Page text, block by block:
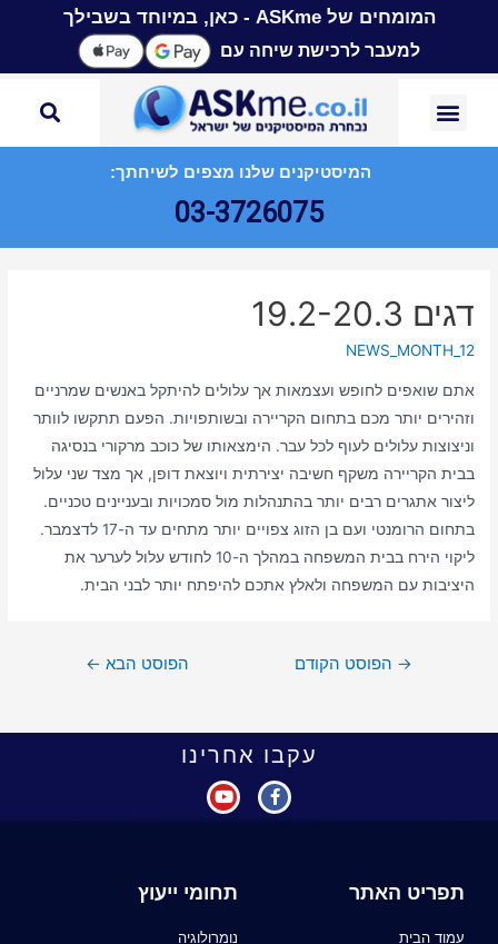
המומחים של ASKme - כאן, במיוחד בשבילך
למעבר לרכישת שיחה עם
המיסטיקנים שלנו מצפים לשיחתך:
03-3726075
דגים 19.2-20.3
NEWS_MONTH_12
אתם שואפים לחופש ועצמאות אך עלולים להיתקל באנשים שמרניים
וזהירים יותר מכם בתחום הקריירה ובשותפויות. הפעם תתקשו לוותר
וניצוצות עלולים לעוף לכל עבר. הימצאותו של כוכב מרקורי בנסיגה
בבית הקריירה משקף חשיבה יצירתית ויוצאת דופן, אך מצד שני עלול
ליצור אתגרים רבים יותר בהתנהלות מול סמכויות ובעניינים טכניים.
בתחום הרומנטי ועם בן הזוג צפויים יותר מתחים עד ה-17 לדצמבר.
ליקוי הירח בבית המשפחה במהלך ה-10 לחודש עלול לערער את
היציבות עם המשפחה ולאלץ אתכם להיפתח יותר לבני הבית.
→ הפוסט הקודם הפוסט הבא ←
עקבו אחרינו
תפריט האתר
עמוד הבית
תחומי ייעוץ
נומרולוגיה